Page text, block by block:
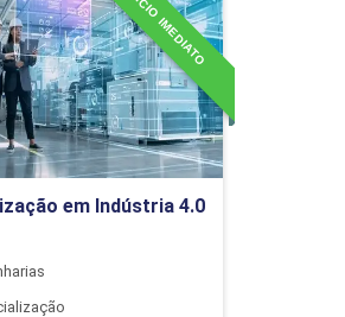
(Lean
em Indústria 4.0
INÍCIO IMEDIATO
4.0
Detalhes do curso
Ir para Inscrição